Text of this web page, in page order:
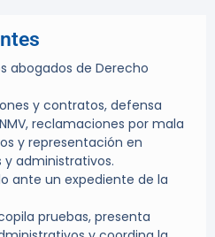
abogados de Derecho
y contratos, defensa
reclamaciones por mala
y representación en
administrativos.
ante un expediente de la
pruebas, presenta